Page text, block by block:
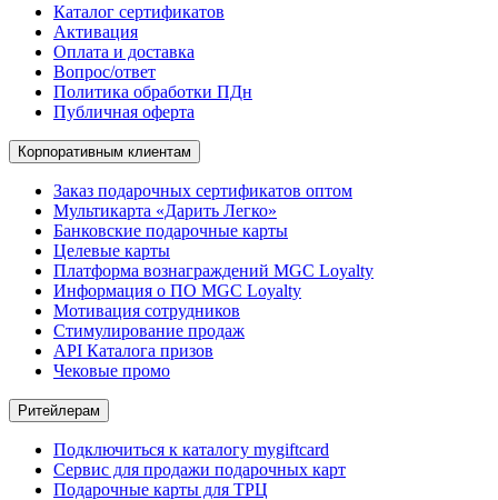
Каталог сертификатов
Активация
Оплата и доставка
Вопрос/ответ
Политика обработки ПДн
Публичная оферта
Корпоративным клиентам
Заказ подарочных сертификатов оптом
Мультикарта «Дарить Легко»
Банковские подарочные карты
Целевые карты
Платформа вознаграждений MGC Loyalty
Информация о ПО MGC Loyalty
Мотивация сотрудников
Стимулирование продаж
API Каталога призов
Чековые промо
Ритейлерам
Подключиться к каталогу mygiftcard
Сервис для продажи подарочных карт
Подарочные карты для ТРЦ